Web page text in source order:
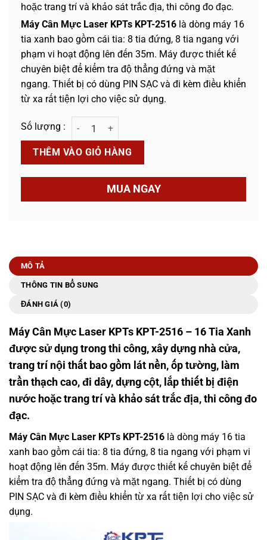
hoặc trang trí và khảo sát trắc địa, thi công đo đạc.
Máy Cân Mực Laser KPTs KPT-2516 là dòng máy 16
tia xanh bao gồm cái tia: 8 tia đứng, 8 tia ngang với
phạm vi hoạt động lên đến 35m. Máy được thiết kế
chuyên biệt để kiểm tra độ thẳng đứng và mặt
ngang. Thiết bị có dùng PIN SẠC và đi kèm điều khiển
từ xa rất tiện lợi cho việc sử dụng.
Máy Cân Mực Laser KPTs KPT-2516 - 16 Tia Xanh số lượng
THÊM VÀO GIỎ HÀNG
MUA NGAY
MÔ TẢ
THÔNG TIN BỔ SUNG
ĐÁNH GIÁ (0)
Máy Cân Mực Laser KPTs KPT-2516 – 16 Tia Xanh
được sử dụng trong thi công, xây dựng nhà cửa,
trang trí nội thất bao gồm lát nền, ốp tường, làm
trần thạch cao, đi dây, dựng cột, lắp thiết bị điện
nước hoặc trang trí và khảo sát trắc địa, thi công đo
đạc.
Máy Cân Mực Laser KPTs KPT-2516 là dòng máy 16 tia
xanh bao gồm cái tia: 8 tia đứng, 8 tia ngang với phạm vi
hoạt động lên đến 35m. Máy được thiết kế chuyên biệt để
kiểm tra độ thẳng đứng và mặt ngang. Thiết bị có dùng
PIN SẠC và đi kèm điều khiển từ xa rất tiện lợi cho việc sử
dụng.